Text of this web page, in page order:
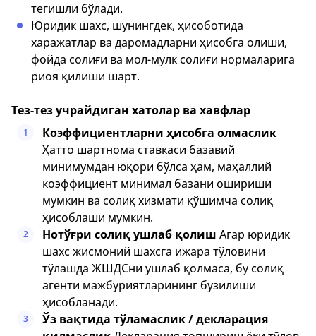
тегишли бўлади.
Юридик шахс, шунингдек, ҳисоботида
харажатлар ва даромадларни ҳисобга олиши,
фойда солиғи ва мол-мулк солиғи нормаларига
риоя қилиши шарт.
Тез-тез учрайдиган хатолар ва хавфлар
1
Коэффициентларни ҳисобга олмаслик
Ҳатто шартнома ставкаси базавий
минимумдан юқори бўлса ҳам, маҳаллий
коэффициент минимал базани ошириши
мумкин ва солиқ хизмати қўшимча солиқ
ҳисоблаши мумкин.
2 Нотўғри солиқ ушлаб қолиш Агар юридик
шахс жисмоний шахсга ижара тўловини
тўлашда ЖШДСни ушлаб қолмаса, бу солиқ
агенти мажбуриятларининг бузилиши
ҳисобланади.
3
Ўз вақтида тўламаслик / декларация